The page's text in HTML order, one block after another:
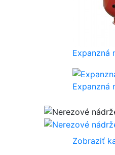
Expanzná
Expanzná
Zobraziť